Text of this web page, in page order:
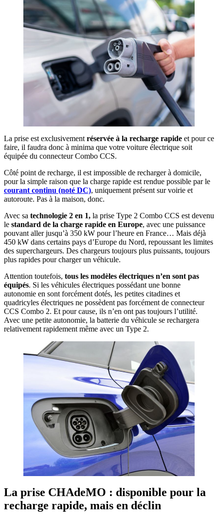
La prise est exclusivement réservée à la recharge rapide et pour ce
faire, il faudra donc à minima que votre voiture électrique soit
équipée du connecteur Combo CCS.
Côté point de recharge, il est impossible de recharger à domicile,
pour la simple raison que la charge rapide est rendue possible par le
courant continu (noté DC), uniquement présent sur voirie et
autoroute. Pas à la maison, donc.
Avec sa technologie 2 en 1, la prise Type 2 Combo CCS est devenu
le standard de la charge rapide en Europe, avec une puissance
pouvant aller jusqu’à 350 kW pour l’heure en France… Mais déjà
450 kW dans certains pays d’Europe du Nord, repoussant les limites
des superchargeurs. Des chargeurs toujours plus puissants, toujours
plus rapides pour charger un véhicule.
Attention toutefois, tous les modèles électriques n’en sont pas
équipés. Si les véhicules électriques possédant une bonne
autonomie en sont forcément dotés, les petites citadines et
quadricyles électriques ne possèdent pas forcément de connecteur
CCS Combo 2. Et pour cause, ils n’en ont pas toujours l’utilité.
Avec une petite autonomie, la batterie du véhicule se rechargera
relativement rapidement même avec un Type 2.
La prise CHAdeMO : disponible pour la
recharge rapide, mais en déclin